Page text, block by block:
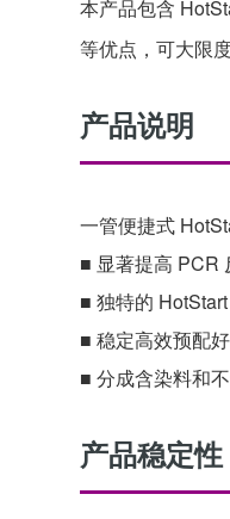
本产品包含
等优点，可大限
产品说明
一管便捷式
■ 显著提高 PCR
■独特的 HotStart
■稳定高效预配
■分成含染料和
产品稳定性